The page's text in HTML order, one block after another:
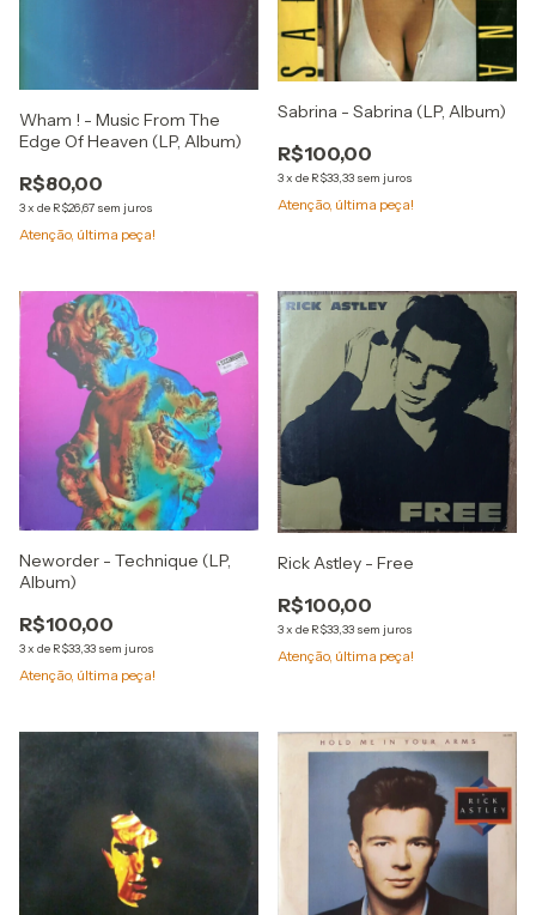
Wham ! - Music From The
Edge Of Heaven (LP, Album)
R$80,00
3x de R$26,67 sem juros
Atenção, última peça!
Sabrina - Sabrina (LP, Album)
R$100,00
3x de R$33,33 sem juros
Atenção, última peça!
Neworder - Technique (LP,
Album)
R$100,00
3x de R$33,33 sem juros
Atenção, última peça!
Rick Astley - Free
R$100,00
3x de R$33,33 sem juros
Atenção, última peça!